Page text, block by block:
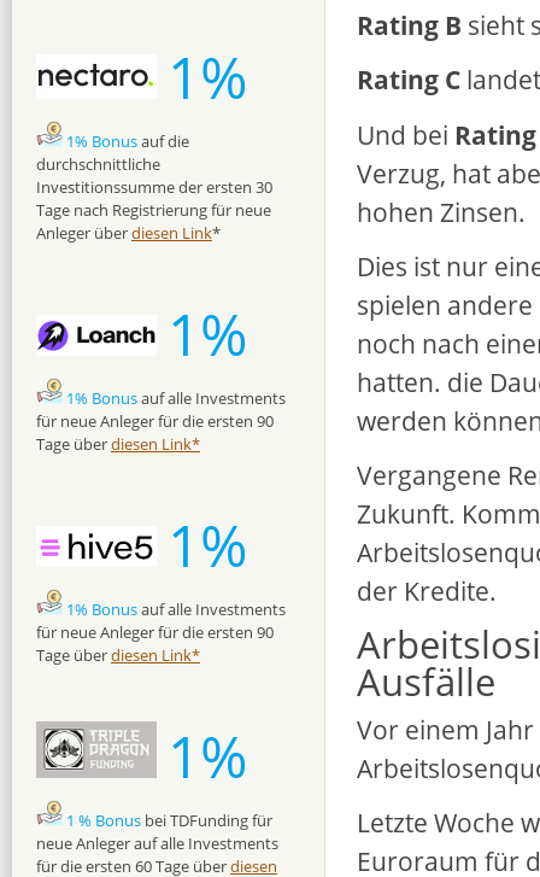
Rating B sieht
Rating C
Und bei
Verzug, hat
hohen Zinsen.
Dies ist nur
spielen andere
noch nach
hatten. die
werden
Vergangene
Zukunft.
der Kredite.
Ausfälle
Vor einem
Letzte Woche
Euroraum für
1%
1% Bonusauf die
durchschnittliche
Investitionssumme der ersten 30
Tage nach Registrierung für neue
Anleger überdiesen Link*
1%
1% Bonusauf alle Investments
für neue Anleger für die ersten 90
Tage überdiesen Link*
1%
1% Bonusauf alle Investments
für neue Anleger für die ersten 90
Tage überdiesen Link*
1%
1 % Bonus bei TDFunding für
neue Anleger auf alle Investments
für die ersten 60 Tage überdiesen